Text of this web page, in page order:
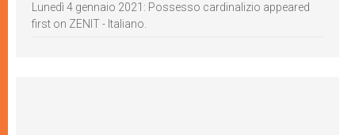
Lunedì 4 gennaio 2021: Possesso cardinalizio appeared
first on ZENIT - Italiano.